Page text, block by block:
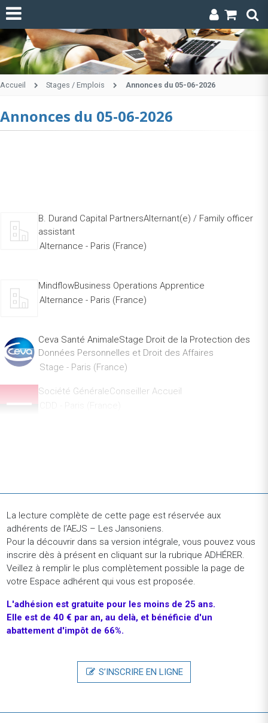
Accueil Stages / Emplois Annonces du 05-06-2026
La lecture complète de cette page est réservée aux
adhérents de l’AEJS – Les Jansoniens.
Pour la découvrir dans sa version intégrale, vous pouvez vous
inscrire dès à présent en cliquant sur la rubrique ADHÉRER.
Veillez à remplir le plus complètement possible la page de
votre Espace adhérent qui vous est proposée.
L'adhésion est gratuite pour les moins de 25 ans.
Elle est de 40 € par an, au delà, et bénéficie d'un
abattement d'impôt de 66%.
S’INSCRIRE EN LIGNE
Annonces du 05-06-2026
B. Durand Capital PartnersAlternant(e) / Family officer
assistant
Alternance - Paris (France)
MindflowBusiness Operations Apprentice
Alternance - Paris (France)
Ceva Santé AnimaleStage Droit de la Protection des
Données Personnelles et Droit des Affaires
Stage - Paris (France)
Société GénéraleConseiller Accueil
Stage - Paris (France)
BNP Paribas FranceStage - Data Scientist - Compliance
CIB Financial Security- H/F
Stage - Paris (France)
Financière -H/F
Alternance - Paris (France)
Stage - Paris (France)
Campus Management F/H